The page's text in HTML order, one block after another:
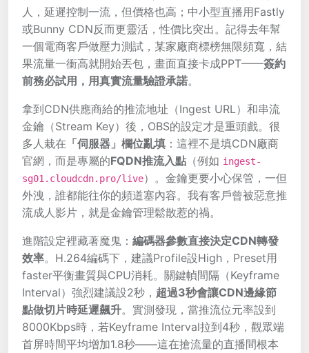
人，延遲控制一流，但價格也高；中小型直播用Fastly
或Bunny CDN反而更靈活，性價比突出。記得去年幫
一個電商客戶做壓力測試，某家廠商標榜無限頻寬，結
果流量一衝高就開始丟包，畫面直接卡成PPT——簽約
前務必試用，用真實流量驗證承諾。
拿到CDN供應商給的推流地址（Ingest URL）和串流
金鑰（Stream Key）後，OBS的設定才是重頭戲。很
多人栽在 「伺服器」欄位亂填 ：這裡不是填CDN廠商
官網，而是專屬的FQDN推流入點 （例如 ingest-
sg01.cloudcdn.pro/live）。金鑰更要小心保管，一但
外洩，誰都能往你的頻道塞內容。我有客戶曾被惡意推
流成人影片，就是金鑰管理鬆散惹的禍。
進階設定裡藏著魔鬼： 編碼器參數直接決定CDN轉發
效率。H.264編碼下，建議Profile設High，Preset用
faster平衡畫質與CPU消耗。關鍵幀間隔（Keyframe
Interval）強烈建議設2秒， 超過3秒會讓CDN邊緣節
點做切片時延遲飆升。實測發現，當推流位元率設到
8000Kbps時，若Keyframe Interval拉到4秒，觀眾端
首屏時間平均增加1.8秒——這在搶流量的直播間根本